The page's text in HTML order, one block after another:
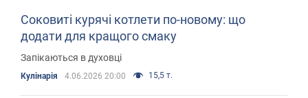
Соковиті курячі котлети по-новому: що
додати для кращого смаку
Запікаються в духовці
Кулінарія 4.06.2026 20:00 15,5 т.